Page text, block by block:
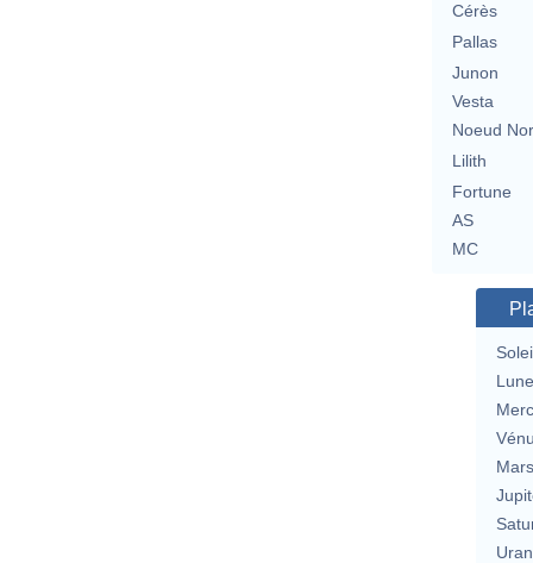
Cérès
Pallas
Junon
Vesta
Noeud
Lilith
Fortune
AS
MC
Lune
Mars